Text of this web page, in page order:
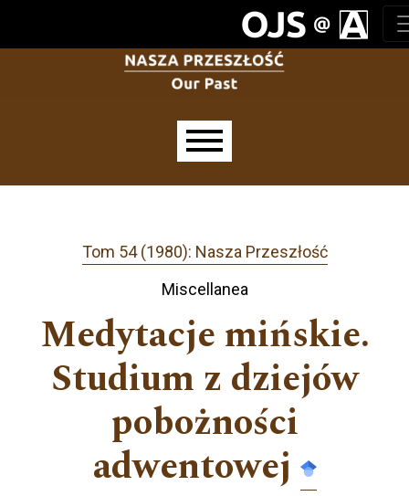
Tom 54 (1980): Nasza Przeszłość
Miscellanea
Medytacje mińskie.
Studium z dziejów
pobożności
adwentowej